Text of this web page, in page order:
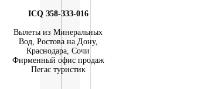
ICQ З58-ЗЗЗ-016
Вылеты из Минеральных
Вод, Ростова на Дону,
Краснодара, Сочи
Фирменный офис продаж
Пегас туристик